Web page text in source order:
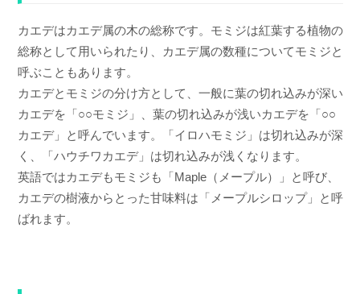
カエデはカエデ属の木の総称です。モミジは紅葉する植物の
総称として用いられたり、カエデ属の数種についてモミジと
呼ぶこともあります。
カエデとモミジの分け方として、一般に葉の切れ込みが深い
カエデを「○○モミジ」、葉の切れ込みが浅いカエデを「○○
カエデ」と呼んでいます。「イロハモミジ」は切れ込みが深
く、「ハウチワカエデ」は切れ込みが浅くなります。
英語ではカエデもモミジも「Maple（メープル）」と呼び、
カエデの樹液からとった甘味料は「メープルシロップ」と呼
ばれます。